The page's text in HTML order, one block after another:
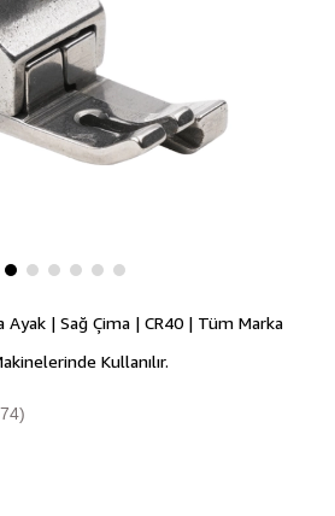
Ayak | Sağ Çima | CR40 | Tüm Marka
Kullanılır.